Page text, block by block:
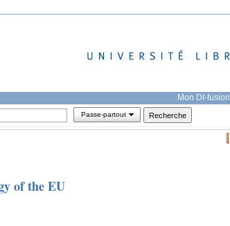
Mon DI-fusion
Passe-partout
of the EU